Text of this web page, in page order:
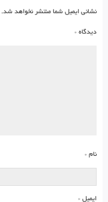
نشانی ایمیل شما منتشر نخواهد شد.
دیدگاه *
نام *
ایمیل *